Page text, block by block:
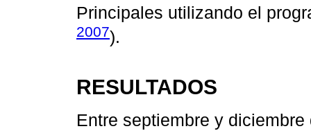
Principales utilizando el
2007).
RESULTADOS
Entre septiembre y